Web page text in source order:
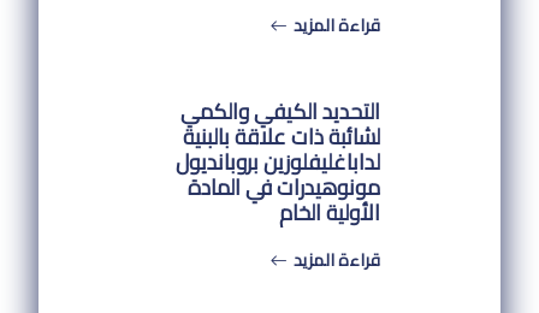
قراءة المزيد
التحديد الكيفي والكمي
لشائبة ذات علاقة بالبنية
لداباغليفلوزين بروبانديول
مونوهيدرات في المادة
الأولية الخام
قراءة المزيد